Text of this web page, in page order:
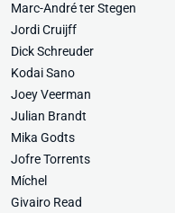
Marc-André ter Stegen
Jordi Cruijff
Dick Schreuder
Kodai Sano
Joey Veerman
Julian Brandt
Mika Godts
Jofre Torrents
Míchel
Givairo Read